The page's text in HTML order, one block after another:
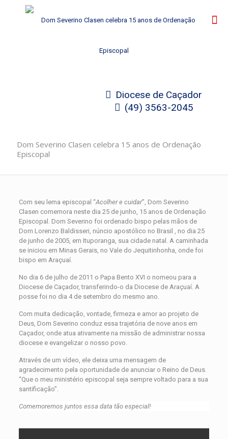
Diocese de Caçador
(49) 3563-2045
Dom Severino Clasen celebra 15 anos de Ordenação
Episcopal
Com seu lema episcopal “Acolher e cuidar”, Dom Severino
Clasen comemora neste dia 25 de junho, 15 anos de Ordenação
Episcopal. Dom Severino foi ordenado bispo pelas mãos de
Dom Lorenzo Baldisseri, núncio apostólico no Brasil , no dia 25
de junho de 2005, em Ituporanga, sua cidade natal. A caminhada
se iniciou em Minas Gerais, no Vale do Jequitinhonha, onde foi
bispo em Araçuaí.
No dia 6 de julho de 2011 o Papa Bento XVI o nomeou para a
Diocese de Caçador, transferindo-o da Diocese de Araçuaí. A
posse foi no dia 4 de setembro do mesmo ano.
Com muita dedicação, vontade, firmeza e amor ao projeto de
Deus, Dom Severino conduz essa trajetória de nove anos em
Caçador, onde atua ativamente na missão de administrar nossa
diocese e evangelizar o nosso povo.
Através de um vídeo, ele deixa uma mensagem de
agradecimento pela oportunidade de anunciar o Reino de Deus.
“Que o meu ministério episcopal seja sempre voltado para a sua
santificação”.
Comemoremos juntos essa data tão especial!